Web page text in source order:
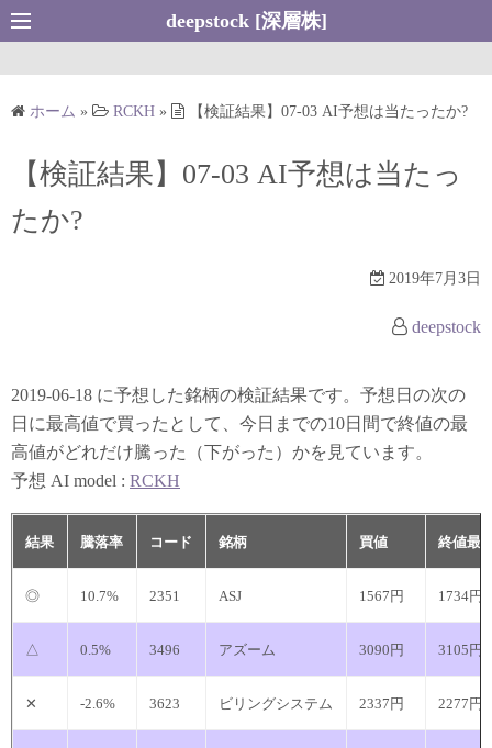
コ
ン
キ
deepstock [深層株]
ホーム » RCKH » 【検証結果】07-03 AI予想は当たったか?
【検証結果】07-03 AI予想は当たっ
たか?
2019年7月3日
deepstock
2019-06-18 に予想した銘柄の検証結果です。予想日の次の
日に最高値で買ったとして、今日までの10日間で終値の最
高値がどれだけ騰った（下がった）かを見ています。
予想 AI model : RCKH
結果 騰落率 コード 銘柄 買値 終値最
◎ 10.7% 2351 ASJ 1567円 1734円
△ 0.5% 3496 アズーム 3090円 3105円
✕ -2.6% 3623 ビリングシステム 2337円 2277円